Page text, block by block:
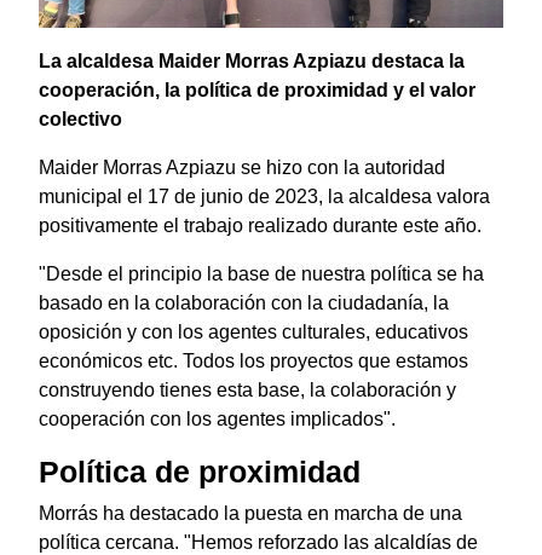
La alcaldesa Maider Morras Azpiazu destaca la
cooperación, la política de proximidad y el valor
colectivo
Maider Morras Azpiazu se hizo con la autoridad
municipal el 17 de junio de 2023, la alcaldesa valora
positivamente el trabajo realizado durante este año.
"Desde el principio la base de nuestra política se ha
basado en la colaboración con la ciudadanía, la
oposición y con los agentes culturales, educativos
económicos etc. Todos los proyectos que estamos
construyendo tienes esta base, la colaboración y
cooperación con los agentes implicados".
Política de proximidad
Morrás ha destacado la puesta en marcha de una
política cercana. "Hemos reforzado las alcaldías de